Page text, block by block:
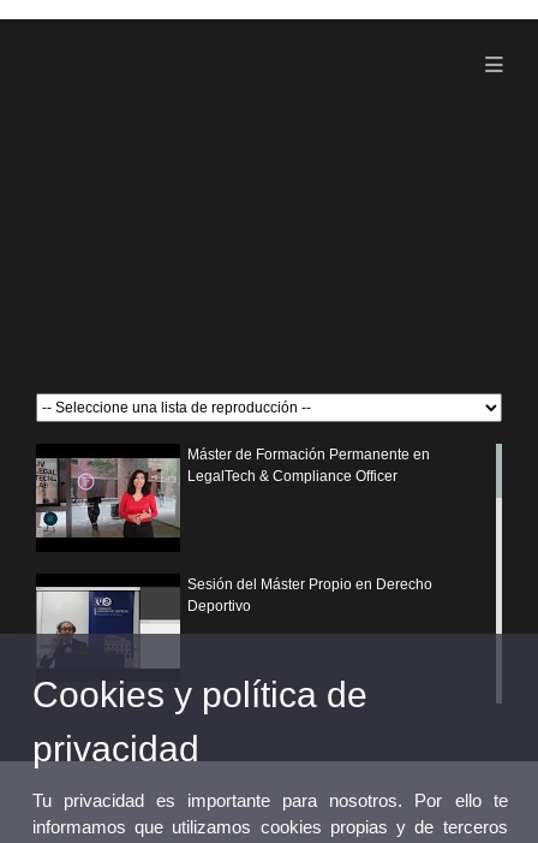
Máster de Formación Permanente en
LegalTech & Compliance Officer
Sesión del Máster Propio en Derecho
Deportivo
¿Por qué elegir un postgrado propio de la
Universitat de València?
Cookies y política de
privacidad
Tu privacidad es importante para nosotros. Por ello te
informamos que utilizamos cookies propias y de terceros